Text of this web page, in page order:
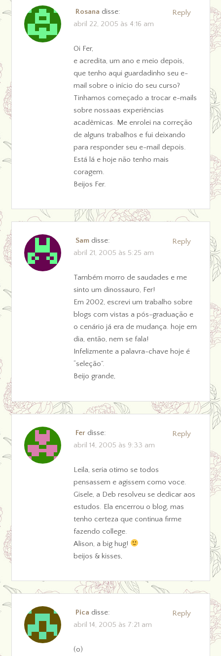
Rosana disse:
abril 22, 2005 às 4:16 am
Oi Fer,
e acredita, um ano e meio depois,
que tenho aqui guardadinho seu e-
mail sobre o início do seu curso?
Tinhamos começado a trocar e-mails
sobre nossaas experiências
acadêmicas. Me enrolei na correção
de alguns trabalhos e fui deixando
para responder seu e-mail depois.
Está lá e hoje não tenho mais
coragem.
Beijos Fer.
Reply
Sam disse:
abril 21, 2005 às 5:25 am
Também morro de saudades e me
sinto um dinossauro, Fer!
Em 2002, escrevi um trabalho sobre
blogs com vistas a pós-graduação e
o cenário já era de mudança. hoje em
dia, então, nem se fala!
Infelizmente a palavra-chave hoje é
“seleção”.
Beijo grande,
Reply
Fer disse:
abril 14, 2005 às 9:33 am
Leila, seria otimo se todos
pensassem e agissem como voce.
Gisele, a Deb resolveu se dedicar aos
estudos. Ela encerrou o blog, mas
tenho certeza que continua firme
fazendo college.
Alison, a big hug!
beijos & kisses,
Reply
Pica disse:
abril 14, 2005 às 7:21 am
(o)
Reply